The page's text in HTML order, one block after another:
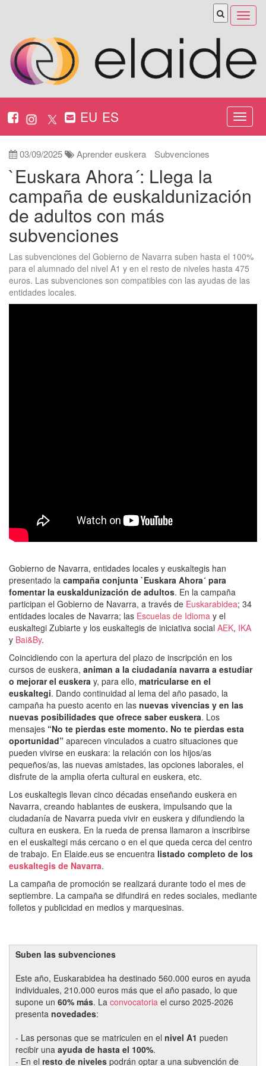
Abrir
menú
EU ES
ireki
03/09/2025 Aprender euskera Subvenciones
`Euskara Ahora´: Llega la
campaña de euskaldunización
de adultos con más
subvenciones
Las subvenciones del Gobierno de Navarra suben hasta el 100%
para el alumnado del nivel A1 y en el resto de niveles hasta 475
euros. Las subvenciones son compatibles con las ayudas de las
entidades locales.
Gobierno de Navarra, entidades locales y euskaltegis han
presentado la campaña conjunta `Euskara Ahora´ para
fomentar la euskaldunización de adultos. En la campaña
participan el Gobierno de Navarra, a través de Euskarabidea; 34
entidades locales de Navarra; las Escuelas de Idioma y el
euskaltegi Zubiarte y los euskaltegis de iniciativa social AEK, IKA
y Bai&By.
Coincidiendo con la apertura del plazo de inscripción en los
cursos de euskera, animan a la ciudadanía navarra a estudiar
o mejorar el euskera y, para ello, matricularse en el
euskaltegi. Dando continuidad al lema del año pasado, la
campaña ha puesto acento en las nuevas vivencias y en las
nuevas posibilidades que ofrece saber euskera. Los
mensajes “No te pierdas este momento. No te pierdas esta
oportunidad” aparecen vinculados a cuatro situaciones que
pueden vivirse en euskara: la relación con los hijos/as
pequeños/as, las nuevas amistades, las opciones laborales, el
disfrute de la amplia oferta cultural en euskera, etc.
Los euskaltegis llevan cinco décadas enseñando euskera en
Navarra, creando hablantes de euskera, impulsando que la
ciudadanía de Navarra pueda vivir en euskera y difundiendo la
cultura en euskera. En la rueda de prensa llamaron a inscribirse
en el euskaltegi más cercano o en el que queda cerca del centro
de trabajo. En Elaide.eus se encuentra listado completo de los
euskaltegis de Navarra.
La campaña de promoción se realizará durante todo el mes de
septiembre. La campaña se difundirá en redes sociales, mediante
folletos y publicidad en medios y marquesinas.
Suben las subvenciones
Este año, Euskarabidea ha destinado 560.000 euros en ayuda
individuales, 210.000 euros más que el año pasado, lo que
supone un 60% más. La convocatoria el curso 2025-2026
presenta novedades:
- Las personas que se matriculen en el nivel A1 pueden
recibir una ayuda de hasta el 100%.
- En el resto de niveles podrán optar a una subvención de